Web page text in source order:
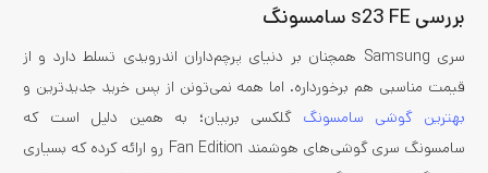
بررسی s23 FE سامسونگ
سری Samsung همچنان بر دنیای پرچم‌داران اندرویدی تسلط دارد و از
قیمت مناسبی هم برخورداره. اما همه نمی‌تونن از پس خرید جدیدترین و
بهترین گوشی سامسونگ گلکسی بربیان؛ به همین دلیل است که
سامسونگ سری گوشی‌های هوشمند Fan Edition رو ارائه کرده که بسیاری